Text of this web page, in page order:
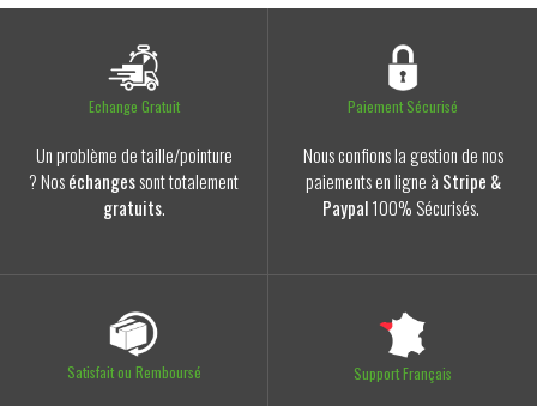
Echange Gratuit
Un problème de taille/pointure
? Noséchangessont totalement
gratuits.
Paiement Sécurisé
Nous confions la gestion de nos
paiements en ligne à Stripe &
Paypal100% Sécurisés.
Satisfait ou Remboursé Support Français